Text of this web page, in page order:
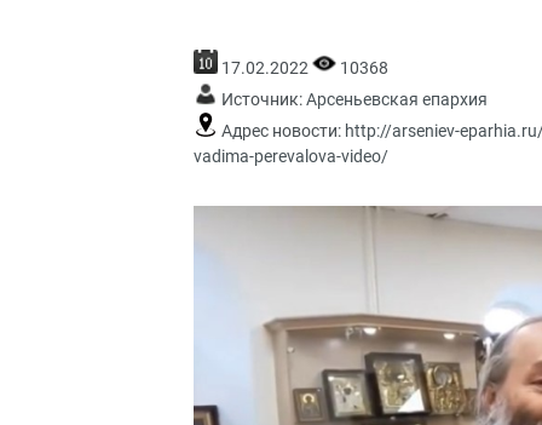
17.02.2022
10368
Источник:Арсеньевская епархия
Адрес новости: http://arseniev-
vadima-perevalova-video/